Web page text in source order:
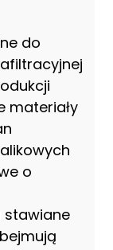
do
materiały
o
stawiane